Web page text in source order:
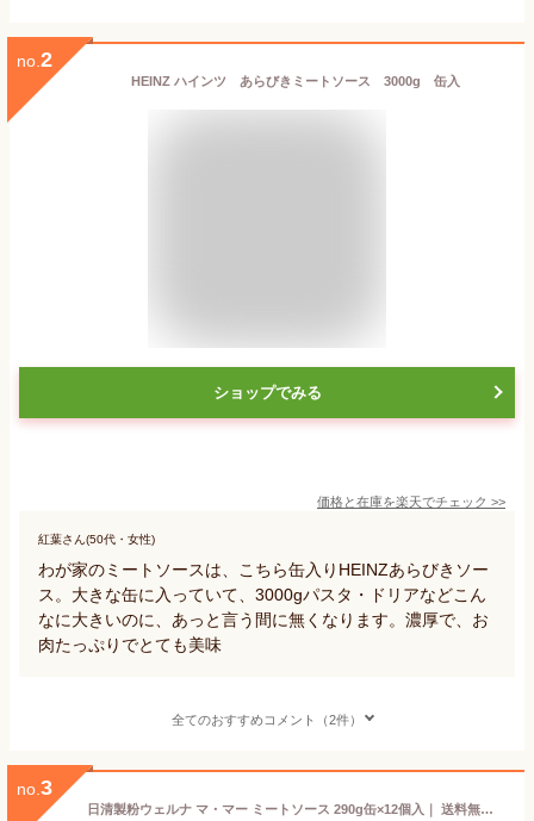
no. 2
HEINZ ハインツ あらびきミートソース 3000g 缶入
ショップでみる
価格と在庫を楽天でチェック >>
紅葉さん(50代・女性)
わが家のミートソースは、こちら缶入りHEINZあらびきソー
ス。大きな缶に入っていて、3000gパスタ・ドリアなどこん
なに大きいのに、あっと言う間に無くなります。濃厚で、お
肉たっぷりでとても美味
全てのおすすめコメント（2件）
no. 3
日清製粉ウェルナ マ・マー ミートソース 290g缶×12個入｜ 送料無料 一般食品 ママー レトルト パスタソース 缶